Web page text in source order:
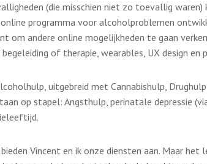
(die misschien niet zo toevallig waren)
online programma voor alcoholproblemen
om andere online mogelijkheden te gaan
begeleiding of therapie, wearables, UX design en
uitgebreid met Cannabishulp,
op stapel: Angsthulp, perinatale depressie
Vincent en ik onze diensten aan. Maar het